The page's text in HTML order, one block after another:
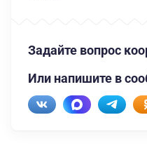
Задайте вопрос
Или напишите в